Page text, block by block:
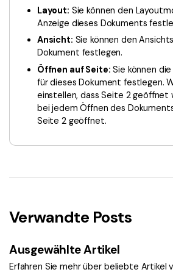
Layout: Sie können den
Anzeige dieses Dokuments
Ansicht: Sie können den
Dokument festlegen.
Öffnen auf Seite: Sie können
für dieses Dokument festlegen.
einstellen, dass Seite 2 geöffnet
bei jedem Öffnen des
Seite 2 geöffnet.
Verwandte Posts
Ausgewählte Artikel
Erfahren Sie mehr über beliebte Artikel